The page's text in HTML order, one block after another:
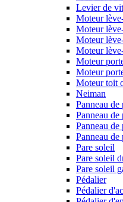
Levier de
Moteur
Moteur
Moteur
Moteur
Moteur
Moteur
Moteur toit
Neiman
Panneau
Panneau de
Panneau
Panneau de
Pare soleil
Pare soleil
Pare soleil
Pédalier
Pédalier